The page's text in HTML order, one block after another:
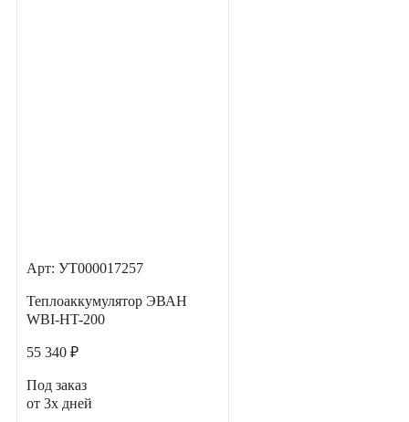
Арт: УТ000017257
Теплоаккумулятор ЭВАН
WBI-HT-200
55 340 ₽
Под заказ
от 3х дней